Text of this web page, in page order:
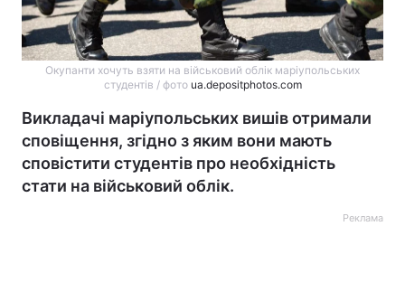
Окупанти хочуть взяти на військовий облік маріупольських
студентів / фото ua.depositphotos.com
Викладачі маріупольських вишів отримали
сповіщення, згідно з яким вони мають
сповістити студентів про необхідність
стати на військовий облік.
Реклама